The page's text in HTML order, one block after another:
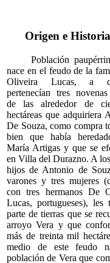
Origen e Historia
Población
nace en el feudo de la
Oliveira Lucas, a
pertenecían tres
de las alrededor de
hectáreas que adquiriera
De Souza, como compra
bien que había
María Artigas y que se
en Villa del Durazno. A
hijos de Antonio de
varones y tres mujeres
con tres hermanos De
Lucas, portugueses), les
parte de tierras que se
arroyo Vera y que
más de treinta mil
medio de este feudo
población de Vera que